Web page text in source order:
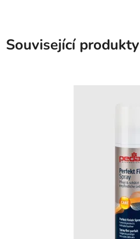
Související produkty